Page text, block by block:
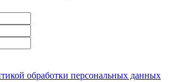
обработки персональных данных